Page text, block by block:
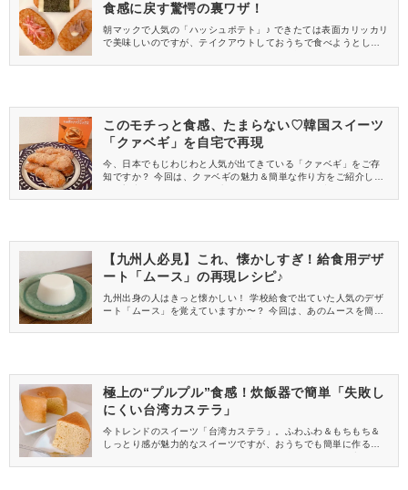
食感に戻す驚愕の裏ワザ！
朝マックで人気の「ハッシュポテト」♪ できたては表面カリッカリ
で美味しいのですが、テイクアウトしておうちで食べようとした
で今回は、マクドナルドのハッシュポテトをカリカリに復活させ
このモチっと食感、たまらない♡韓国スイーツ
「クァベギ」を自宅で再現
今、日本でもじわじわと人気が出てきている「クァベギ」をご存
知ですか？ 今回は、クァベギの魅力＆簡単な作り方をご紹介しま
【九州人必見】これ、懐かしすぎ！給食用デザ
ート「ムース」の再現レシピ♪
九州出身の人はきっと懐かしい！ 学校給食で出ていた人気のデザ
ート「ムース」を覚えていますか〜？ 今回は、あのムースを簡単
い。
極上の“プルプル”食感！炊飯器で簡単「失敗し
にくい台湾カステラ」
今トレンドのスイーツ「台湾カステラ」。ふわふわ＆もちもち＆
しっとり感が魅力的なスイーツですが、おうちでも簡単に作るこ
でも美味しい「台湾カステラ」を作ることができます♡ 早速、作